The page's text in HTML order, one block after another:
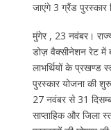
जाएंगे 3 ग्रैंड पुरस्कार
मुंगेर , 23 नवंबर।
डोज़ वैक्सीनेशन रेट में
लाभर्थियों के प्रखण्ड
पुरस्कार योजना की
27 नवंबर से 31
साप्ताहिक और जिला